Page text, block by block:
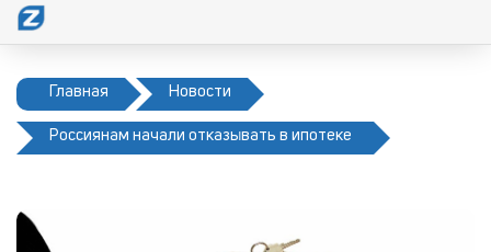
Главная Новости
Россиянам начали отказывать в ипотеке